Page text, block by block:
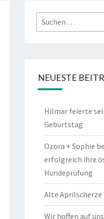
Suchen
nach:
NEUESTE
Hilmar feierte
Geburtstag
Ozora + Sophie
erfolgreich ihre
Hundeprüfung
Alte Aprilscherze
Wir hoffen auf